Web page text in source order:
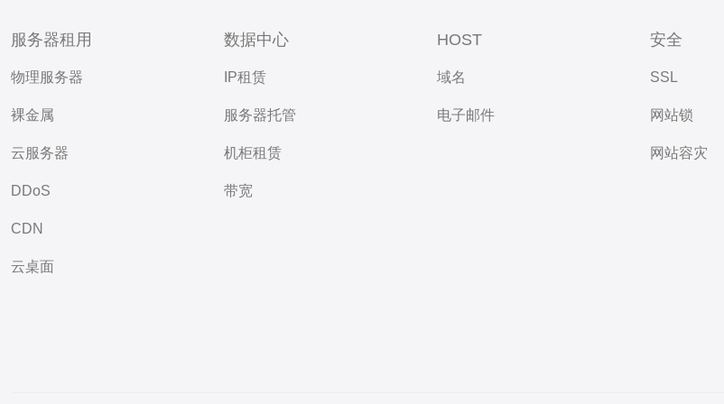
服务器租用
物理服务器
裸金属
云服务器
DDoS
CDN
云桌面
数据中心
IP租赁
服务器托管
机柜租赁
带宽
HOST
域名
电子邮件
安全
SSL
网站锁
网站容灾